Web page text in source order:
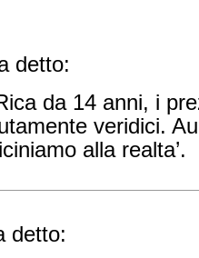
detto:
da 14 anni, i
veridici.
alla realta’.
detto: